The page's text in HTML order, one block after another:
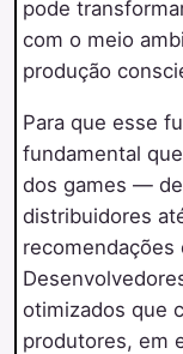
pode
com o meio
produção
Para que esse
fundamental
dos games —
distribuidores
recomendações
otimizados que
produtores, em